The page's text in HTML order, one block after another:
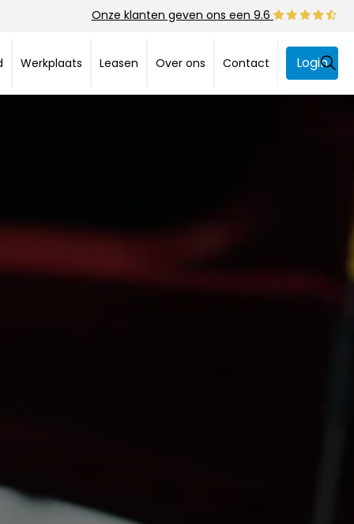
Onze klanten geven ons een 9.6
Werkplaats Leasen Over ons Contact Login